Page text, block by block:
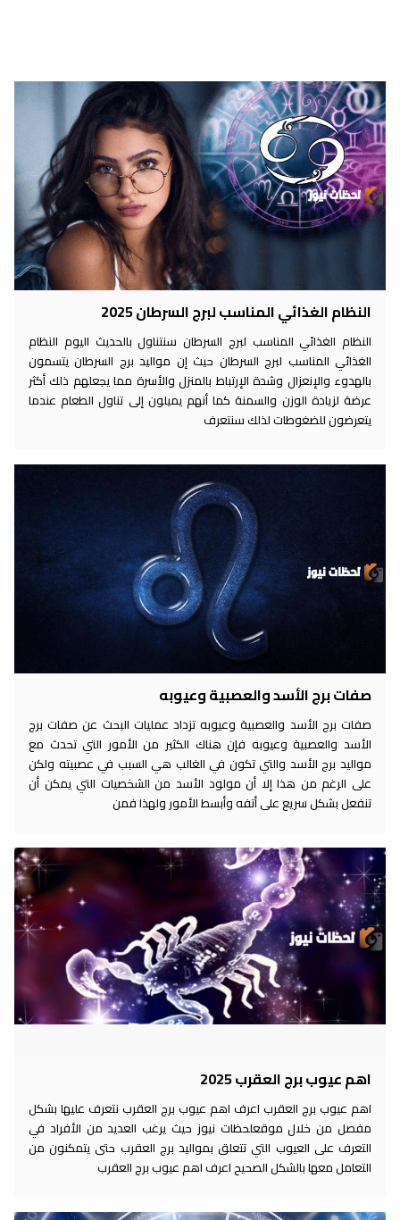
النظام الغذائي المناسب لبرج السرطان 2025
النظام الغذائي المناسب لبرج السرطان سنتناول بالحديث اليوم النظام
الغذائي المناسب لبرج السرطان حيث إن مواليد برج السرطان يتسمون
بالهدوء والإنعزال وشدة الإرتباط بالمنزل والأسرة مما يجعلهم ذلك أكثر
عرضة لزيادة الوزن والسمنة كما أنهم يميلون إلى تناول الطعام عندما
يتعرضون للضغوطات لذلك سنتعرف
صفات برج الأسد والعصبية وعيوبه
صفات برج الأسد والعصبية وعيوبه تزداد عمليات البحث عن صفات برج
الأسد والعصبية وعيوبه فإن هناك الكثير من الأمور التي تحدث مع
مواليد برج الأسد والتي تكون في الغالب هي السبب في عصبيته ولكن
على الرغم من هذا إلا أن مولود الأسد من الشخصيات التي يمكن أن
تنفعل بشكل سريع على أتفه وأبسط الأمور ولهذا فمن
اهم عيوب برج العقرب 2025
اهم عيوب برج العقرب اعرف اهم عيوب برج العقرب نتعرف عليها بشكل
مفصل من خلال موقعلحظات نيوز حيث يرغب العديد من الأفراد في
التعرف على العيوب التي تتعلق بمواليد برج العقرب حتى يتمكنون من
التعامل معها بالشكل الصحيح اعرف اهم عيوب برج العقرب